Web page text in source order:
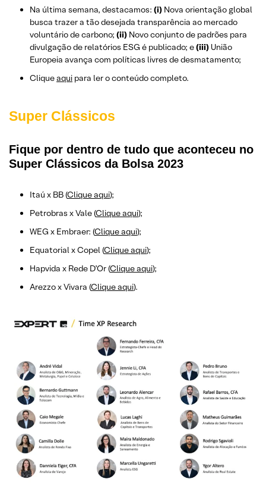
Na última semana, destacamos: (i) Nova orientação global
busca trazer a tão desejada transparência ao mercado
voluntário de carbono; (ii) Novo conjunto de padrões para
divulgação de relatórios ESG é publicado; e(iii) União
Europeia avança com políticas livres de desmatamento;
Cliqueaqui para ler o conteúdo completo.
Super Clássicos
Fique por dentro de tudo que aconteceu no
Super Clássicos da Bolsa 2023
Itaú x BB (Clique aqui);
Petrobras x Vale (Clique aqui);
WEG x Embraer: (Clique aqui);
Equatorial x Copel (Clique aqui);
Hapvida x Rede D’Or (Clique aqui);
Arezzo x Vivara (Clique aqui).